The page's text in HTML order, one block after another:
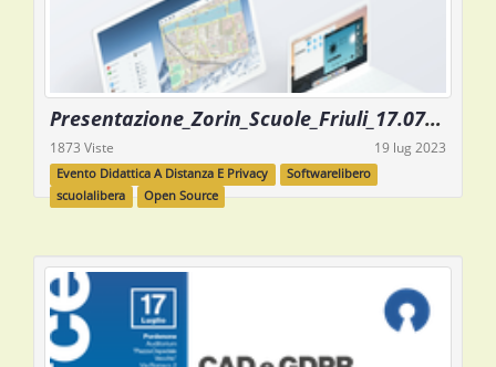
Presentazione_Zorin_Scuole_Friuli_17.07.2023
1873 Viste 19 lug 2023
Evento Didattica A Distanza E Privacy
Softwarelibero
scuolalibera
Open Source